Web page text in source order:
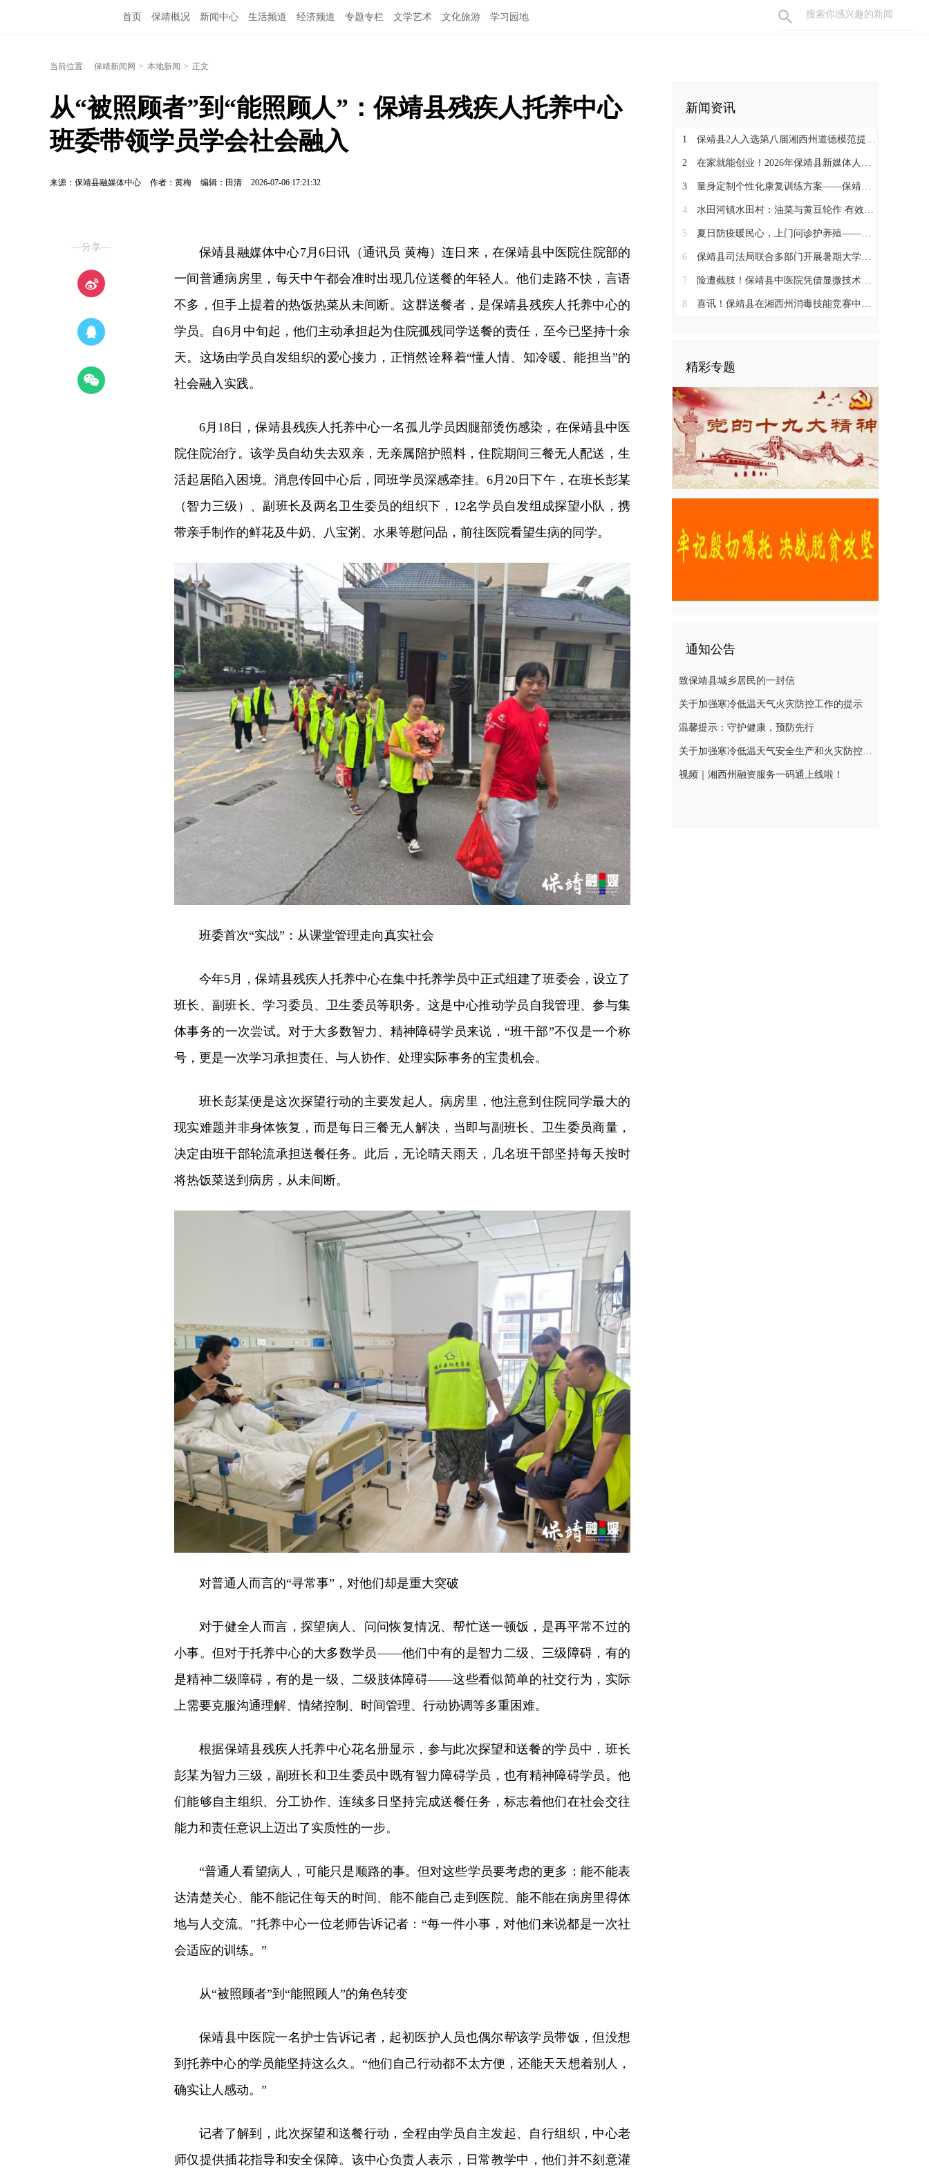
首页 保靖概况 新闻中心 生活频道 经济频道 专题专栏 文学艺术 文化旅游 学习园地
当前位置: 保靖新闻网 > 本地新闻 > 正文
从“被照顾者”到“能照顾人”：保靖县残疾人托养中心
班委带领学员学会社会融入
来源：保靖县融媒体中心 作者：黄梅 编辑：田清 2026-07-06 17:21:32
—分享—
保靖县融媒体中心7月6日讯（通讯员 黄梅）连日来，在保靖县中医院住院部的
一间普通病房里，每天中午都会准时出现几位送餐的年轻人。他们走路不快，言语
不多，但手上提着的热饭热菜从未间断。这群送餐者，是保靖县残疾人托养中心的
学员。自6月中旬起，他们主动承担起为住院孤残同学送餐的责任，至今已坚持十余
天。这场由学员自发组织的爱心接力，正悄然诠释着“懂人情、知冷暖、能担当”的
社会融入实践。
6月18日，保靖县残疾人托养中心一名孤儿学员因腿部烫伤感染，在保靖县中医
院住院治疗。该学员自幼失去双亲，无亲属陪护照料，住院期间三餐无人配送，生
活起居陷入困境。消息传回中心后，同班学员深感牵挂。6月20日下午，在班长彭某
（智力三级）、副班长及两名卫生委员的组织下，12名学员自发组成探望小队，携
带亲手制作的鲜花及牛奶、八宝粥、水果等慰问品，前往医院看望生病的同学。
班委首次“实战”：从课堂管理走向真实社会
今年5月，保靖县残疾人托养中心在集中托养学员中正式组建了班委会，设立了
班长、副班长、学习委员、卫生委员等职务。这是中心推动学员自我管理、参与集
体事务的一次尝试。对于大多数智力、精神障碍学员来说，“班干部”不仅是一个称
号，更是一次学习承担责任、与人协作、处理实际事务的宝贵机会。
班长彭某便是这次探望行动的主要发起人。病房里，他注意到住院同学最大的
现实难题并非身体恢复，而是每日三餐无人解决，当即与副班长、卫生委员商量，
决定由班干部轮流承担送餐任务。此后，无论晴天雨天，几名班干部坚持每天按时
将热饭菜送到病房，从未间断。
对普通人而言的“寻常事”，对他们却是重大突破
对于健全人而言，探望病人、问问恢复情况、帮忙送一顿饭，是再平常不过的
小事。但对于托养中心的大多数学员——他们中有的是智力二级、三级障碍，有的
是精神二级障碍，有的是一级、二级肢体障碍——这些看似简单的社交行为，实际
上需要克服沟通理解、情绪控制、时间管理、行动协调等多重困难。
根据保靖县残疾人托养中心花名册显示，参与此次探望和送餐的学员中，班长
彭某为智力三级，副班长和卫生委员中既有智力障碍学员，也有精神障碍学员。他
们能够自主组织、分工协作、连续多日坚持完成送餐任务，标志着他们在社会交往
能力和责任意识上迈出了实质性的一步。
“普通人看望病人，可能只是顺路的事。但对这些学员要考虑的更多：能不能表
达清楚关心、能不能记住每天的时间、能不能自己走到医院、能不能在病房里得体
地与人交流。”托养中心一位老师告诉记者：“每一件小事，对他们来说都是一次社
会适应的训练。”
从“被照顾者”到“能照顾人”的角色转变
保靖县中医院一名护士告诉记者，起初医护人员也偶尔帮该学员带饭，但没想
到托养中心的学员能坚持这么久。“他们自己行动都不太方便，还能天天想着别人，
确实让人感动。”
记者了解到，此次探望和送餐行动，全程由学员自主发起、自行组织，中心老
师仅提供插花指导和安全保障。该中心负责人表示，日常教学中，他们并不刻意灌
新闻资讯
1 保靖县2人入选第八届湘西州道德模范提名奖
2 在家就能创业！2026年保靖县新媒体人才技能培训开启 助力家乡好物出圈
3 量身定制个性化康复训练方案——保靖县人民医院助力发育迟缓患儿顺利入托
4 水田河镇水田村：油菜与黄豆轮作 有效助农增收
5 夏日防疫暖民心，上门问诊护养殖——保靖县葫芦镇开展畜禽防疫服务
6 保靖县司法局联合多部门开展暑期大学生志愿者送法护童活动
7 险遭截肢！保靖县中医院凭借显微技术攻坚克难，为重度右手毁损伤患者保全手部核心功能
8 喜讯！保靖县在湘西州消毒技能竞赛中获佳绩
精彩专题
通知公告
致保靖县城乡居民的一封信
关于加强寒冷低温天气火灾防控工作的提示
温馨提示：守护健康，预防先行
关于加强寒冷低温天气安全生产和火灾防控工作的提示
视频｜湘西州融资服务一码通上线啦！